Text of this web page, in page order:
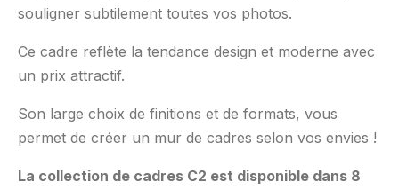
souligner subtilement toutes vos photos.
Ce cadre reflète la tendance design et moderne avec
un prix attractif.
Son large choix de finitions et de formats, vous
permet de créer un mur de cadres selon vos envies !
La collection de cadres C2 est disponible dans 8